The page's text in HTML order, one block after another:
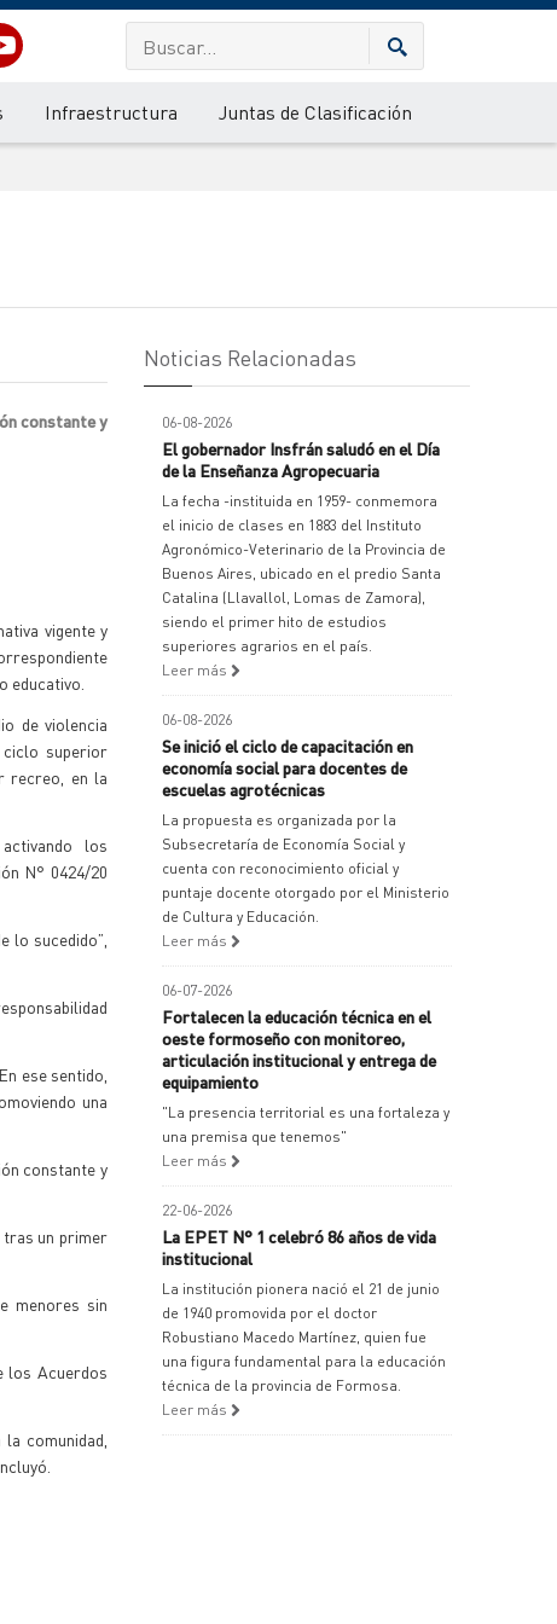
Infraestructura Juntas de Clasificación
constante y
vigente y
educativo.
de violencia
superior
recreo, en la
los
N° 0424/20
lo sucedido”,
ese sentido,
una
constante y
tras un primer
menores sin
los Acuerdos
comunidad,
Noticias Relacionadas
06-08-2026
El gobernador Insfrán saludó en el Día
de la Enseñanza Agropecuaria
La fecha -instituida en 1959- conmemora
el inicio de clases en 1883 del Instituto
Agronómico-Veterinario de la Provincia de
Buenos Aires, ubicado en el predio Santa
Catalina (Llavallol, Lomas de Zamora),
siendo el primer hito de estudios
superiores agrarios en el país.
Leer más
06-08-2026
Se inició el ciclo de capacitación en
economía social para docentes de
escuelas agrotécnicas
La propuesta es organizada por la
Subsecretaría de Economía Social y
cuenta con reconocimiento oficial y
puntaje docente otorgado por el Ministerio
de Cultura y Educación.
Leer más
06-07-2026
Fortalecen la educación técnica en el
oeste formoseño con monitoreo,
articulación institucional y entrega de
equipamiento
"La presencia territorial es una fortaleza y
una premisa que tenemos"
Leer más
22-06-2026
La EPET N° 1 celebró 86 años de vida
institucional
La institución pionera nació el 21 de junio
de 1940 promovida por el doctor
Robustiano Macedo Martínez, quien fue
una figura fundamental para la educación
técnica de la provincia de Formosa.
Leer más